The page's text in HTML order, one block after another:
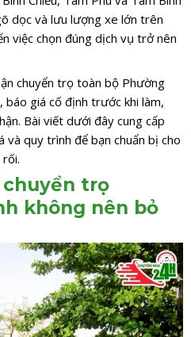
dọc và lưu lượng xe lớn trên
việc chọn đúng dịch vụ trở nên
chuyển trọ toàn bộ Phường
báo giá cố định trước khi làm,
Bài viết dưới đây cung cấp
quy trình để bạn chuẩn bị cho
trọ
không nên bỏ